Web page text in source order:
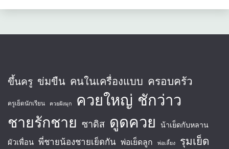
ขึ้นครู ข่มขืน คนในเครื่องแบบ ครอบครัว
ครูเย็ดนักเรียน ควยฝังมุก ควยใหญ่ ชักว่าว
ชายรักชาย ซาดิส ดูดควย น้าเย็ดกับหลาน
ผัวเพื่อน พี่ชายน้องชายเย็ดกัน พ่อเย็ดลูก พ่อเลี้ยง รุมเย็ด